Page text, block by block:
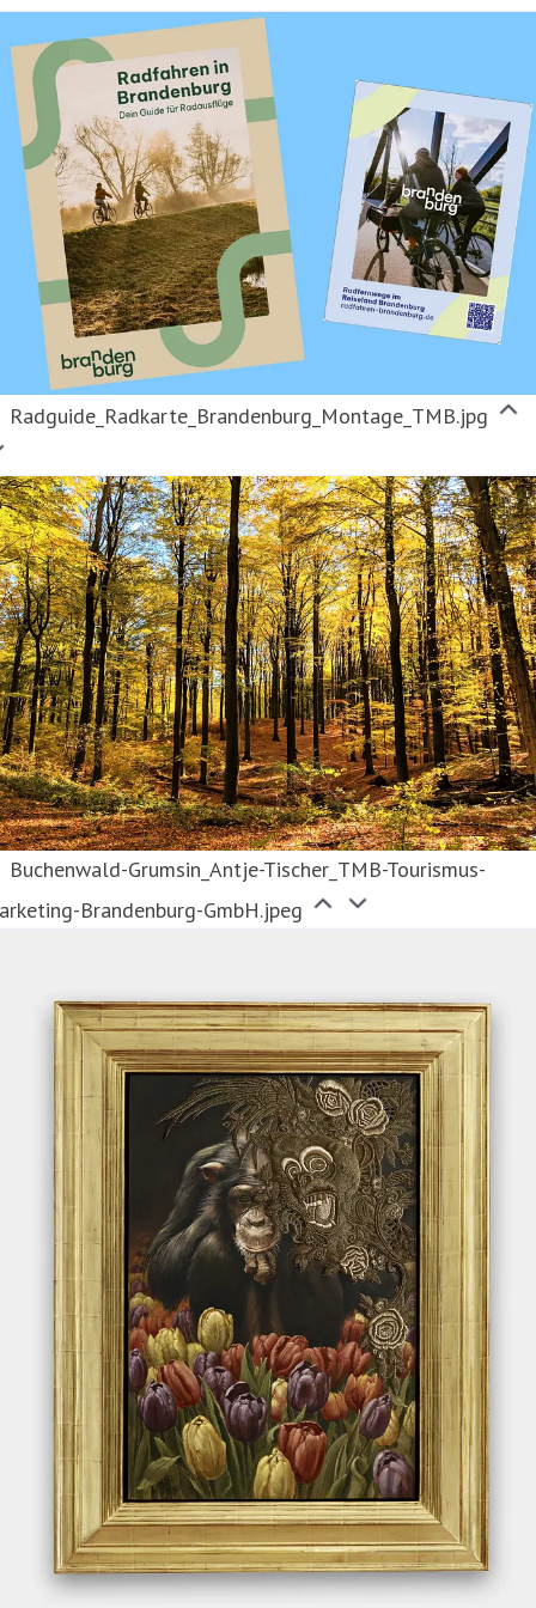
Radguide_Radkarte_Brandenburg_Montage_TMB.jpg
Buchenwald-Grumsin_Antje-Tischer_TMB-Tourismus-
Brandenburg-GmbH.jpeg